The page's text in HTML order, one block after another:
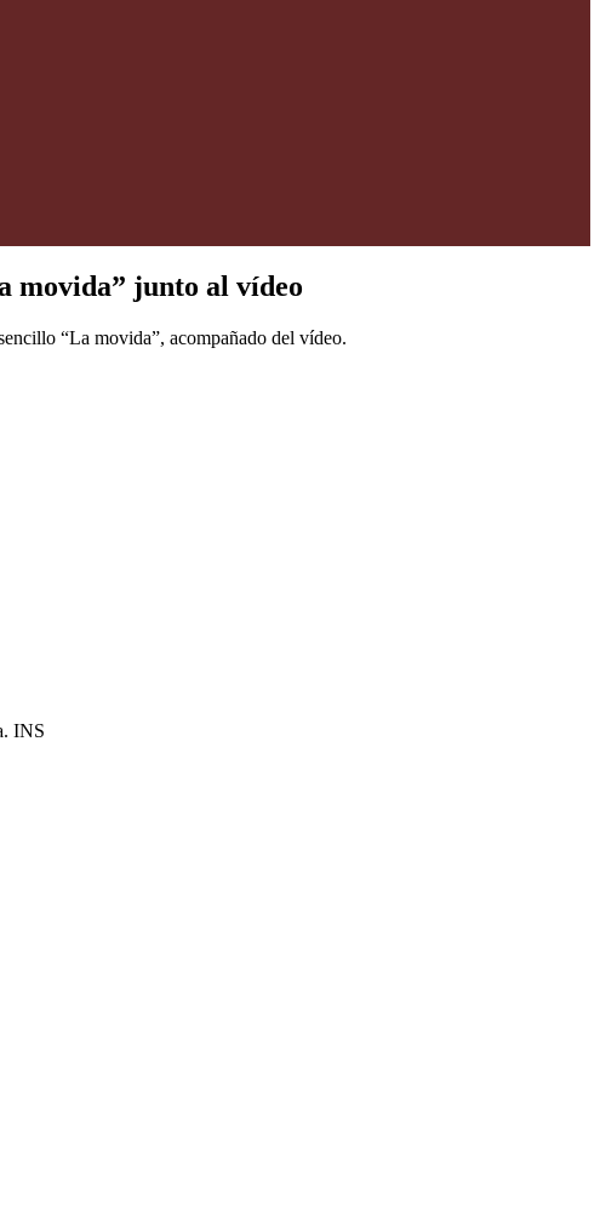
movida” junto al vídeo
“La movida”, acompañado del vídeo.
INS